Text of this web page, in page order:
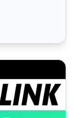
kanála/